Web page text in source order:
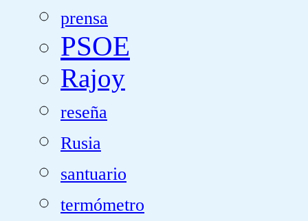
prensa
PSOE
Rajoy
reseña
Rusia
santuario
termómetro